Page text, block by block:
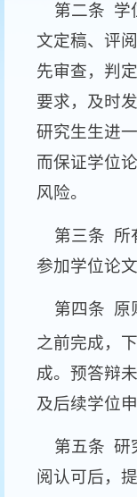
第二条 学
文定稿、评
先审查，判
要求，及时
研究生生进
而保证学位
风险。
第三条 所
参加学位论
第四条 原
之前完成，
成。预答辩
及后续学位
第五条 研
阅认可后，